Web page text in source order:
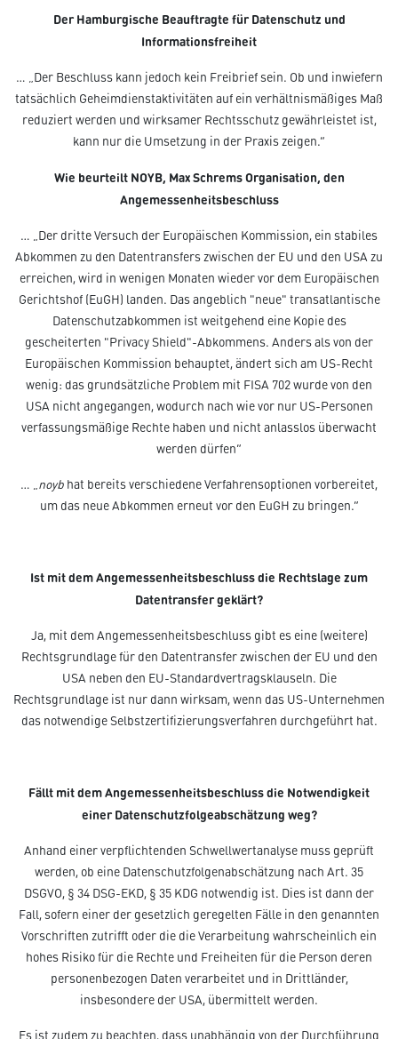
Der Hamburgische Beauftragte für Datenschutz und
Informationsfreiheit
… „Der Beschluss kann jedoch kein Freibrief sein. Ob und inwiefern
tatsächlich Geheimdienstaktivitäten auf ein verhältnismäßiges Maß
reduziert werden und wirksamer Rechtsschutz gewährleistet ist,
kann nur die Umsetzung in der Praxis zeigen.“
Wie beurteilt NOYB, Max Schrems Organisation, den
Angemessenheitsbeschluss
… „Der dritte Versuch der Europäischen Kommission, ein stabiles
Abkommen zu den Datentransfers zwischen der EU und den USA zu
erreichen, wird in wenigen Monaten wieder vor dem Europäischen
Gerichtshof (EuGH) landen. Das angeblich "neue" transatlantische
Datenschutzabkommen ist weitgehend eine Kopie des
gescheiterten "Privacy Shield"-Abkommens. Anders als von der
Europäischen Kommission behauptet, ändert sich am US-Recht
wenig: das grundsätzliche Problem mit FISA 702 wurde von den
USA nicht angegangen, wodurch nach wie vor nur US-Personen
verfassungsmäßige Rechte haben und nicht anlasslos überwacht
werden dürfen“
… „noyb hat bereits verschiedene Verfahrensoptionen vorbereitet,
um das neue Abkommen erneut vor den EuGH zu bringen.“
Ist mit dem Angemessenheitsbeschluss die Rechtslage zum
Datentransfer geklärt?
Ja, mit dem Angemessenheitsbeschluss gibt es eine (weitere)
Rechtsgrundlage für den Datentransfer zwischen der EU und den
USA neben den EU-Standardvertragsklauseln. Die
Rechtsgrundlage ist nur dann wirksam, wenn das US-Unternehmen
das notwendige Selbstzertifizierungsverfahren durchgeführt hat.
Fällt mit dem Angemessenheitsbeschluss die Notwendigkeit
einer Datenschutzfolgeabschätzung weg?
Anhand einer verpflichtenden Schwellwertanalyse muss geprüft
werden, ob eine Datenschutzfolgenabschätzung nach Art. 35
DSGVO, § 34 DSG-EKD, § 35 KDG notwendig ist. Dies ist dann der
Fall, sofern einer der gesetzlich geregelten Fälle in den genannten
Vorschriften zutrifft oder die die Verarbeitung wahrscheinlich ein
hohes Risiko für die Rechte und Freiheiten für die Person deren
personenbezogen Daten verarbeitet und in Drittländer,
insbesondere der USA, übermittelt werden.
Es ist zudem zu beachten, dass unabhängig von der Durchführung